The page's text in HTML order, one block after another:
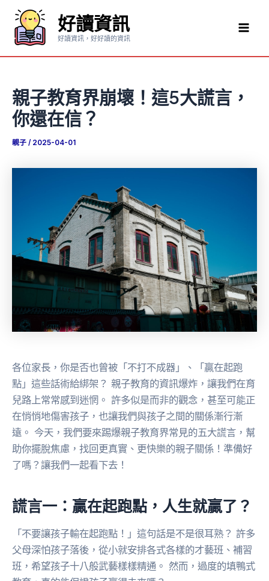
要
好讀資訊
好讀資訊，好好讀的資訊
親子教育界崩壞！這5大謊言，
你還在信？
親子 / 2025-04-01
各位家長，你是否也曾被「不打不成器」、「贏在起跑
點」這些話術給綁架？ 親子教育的資訊爆炸，讓我們在育
兒路上常常感到迷惘。 許多似是而非的觀念，甚至可能正
在悄悄地傷害孩子，也讓我們與孩子之間的關係漸行漸
遠。 今天，我們要來踢爆親子教育界常見的五大謊言，幫
助你擺脫焦慮，找回更真實、更快樂的親子關係！準備好
了嗎？讓我們一起看下去！
謊言一：贏在起跑點，人生就贏了？
「不要讓孩子輸在起跑點！」這句話是不是很耳熟？ 許多
父母深怕孩子落後，從小就安排各式各樣的才藝班、補習
班，希望孩子十八般武藝樣樣精通。 然而，過度的填鴨式